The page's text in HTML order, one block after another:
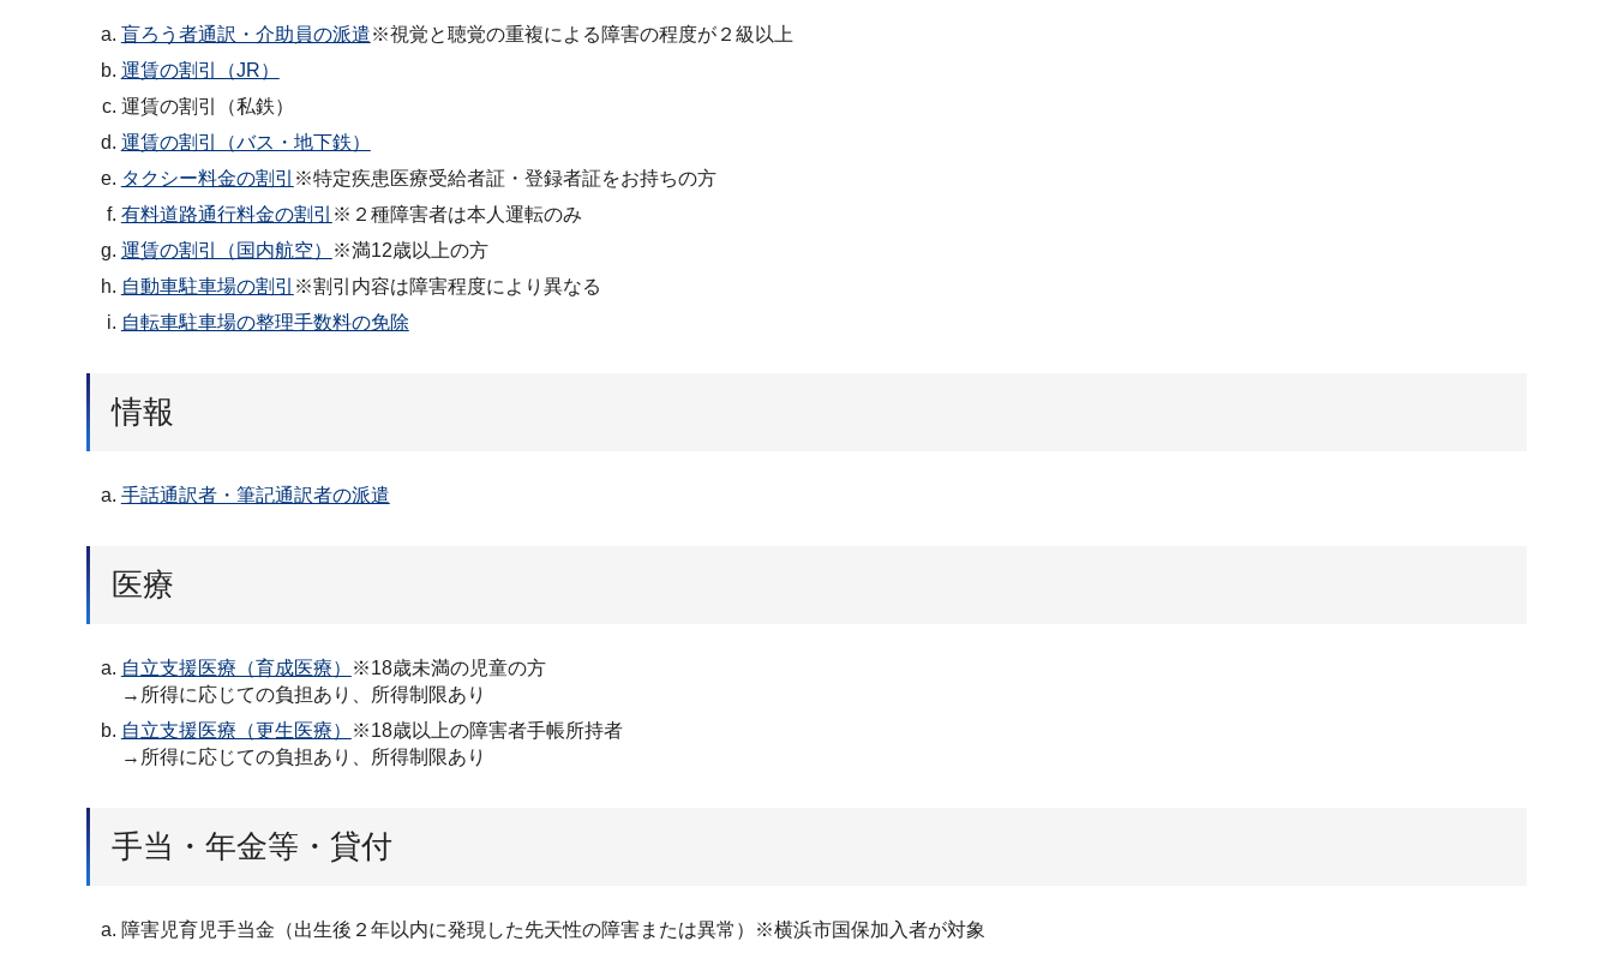
盲ろう者通訳・介助員の派遣※視覚と聴覚の重複による障害の程度が２級以上
運賃の割引（JR）
運賃の割引（私鉄）
運賃の割引（バス・地下鉄）
タクシー料金の割引 ※特定疾患医療受給者証・登録者証をお持ちの方
有料道路通行料金の割引 ※２種障害者は本人運転のみ
運賃の割引（国内航空）
※満12歳以上の方
自動車駐車場の割引 ※割引内容は障害程度により異なる
自転車駐車場の整理手数料の免除
情報
手話通訳者・筆記通訳者の派遣
医療
自立支援医療（育成医療）
※18歳未満の児童の方
→所得に応じての負担あり、所得制限あり
自立支援医療（更生医療）
※18歳以上の障害者手帳所持者
→所得に応じての負担あり、所得制限あり
手当・年金等・貸付
障害児育児手当金（出生後２年以内に発現した先天性の障害または異常）※横浜市国保加入者が対象